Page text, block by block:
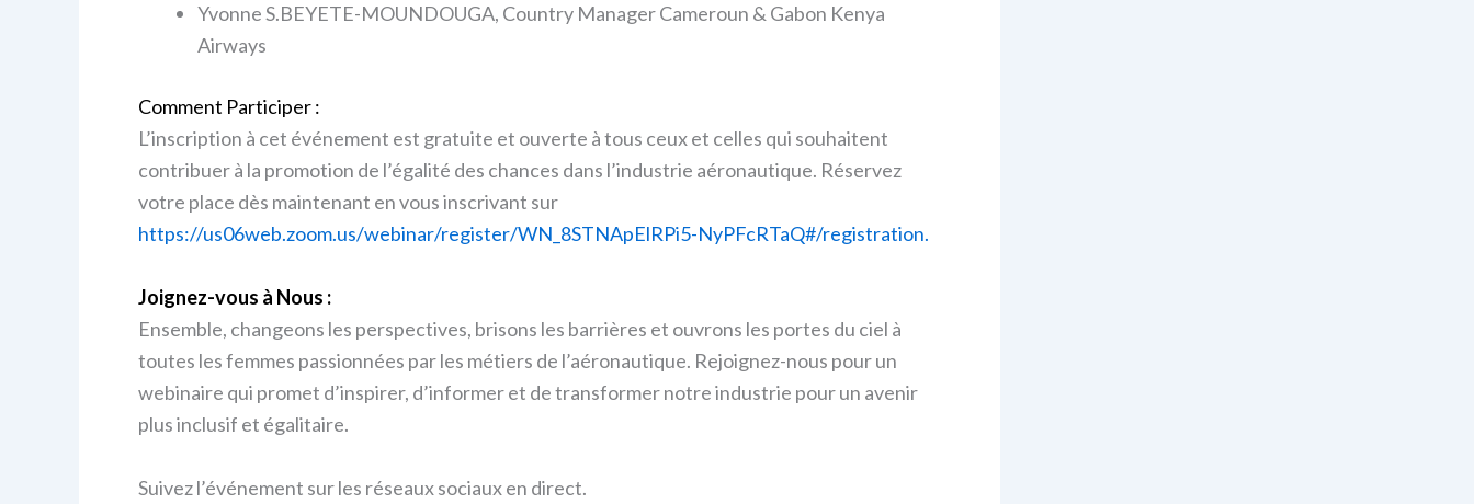
Yvonne S.BEYETE-MOUNDOUGA, Country Manager Cameroun & Gabon Kenya
Airways
Comment Participer :
L’inscription à cet événement est gratuite et ouverte à tous ceux et celles qui souhaitent
contribuer à la promotion de l’égalité des chances dans l’industrie aéronautique. Réservez
votre place dès maintenant en vous inscrivant sur
https://us06web.zoom.us/webinar/register/WN_8STNApElRPi5-NyPFcRTaQ#/registration.
Joignez-vous à Nous :
Ensemble, changeons les perspectives, brisons les barrières et ouvrons les portes du ciel à
toutes les femmes passionnées par les métiers de l’aéronautique. Rejoignez-nous pour un
webinaire qui promet d’inspirer, d’informer et de transformer notre industrie pour un avenir
plus inclusif et égalitaire.
Suivez l’événement sur les réseaux sociaux en direct.